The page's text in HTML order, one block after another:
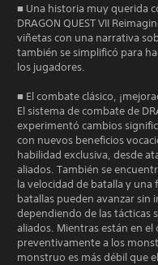
■ Una historia muy querida
DRAGON QUEST VII
viñetas con una narrativa
también se simplificó para
los jugadores.
■ El combate clásico,
El sistema de combate de
experimentó cambios
con nuevos beneficios
habilidad exclusiva, desde
aliados. También se
la velocidad de batalla y
batallas pueden avanzar
dependiendo de las tácticas
aliados. Mientras están en
preventivamente a los
monstruo es más débil que